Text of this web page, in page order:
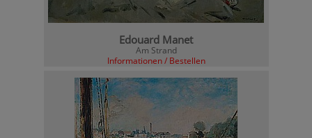
Edouard Manet
Am Strand
Informationen / Bestellen